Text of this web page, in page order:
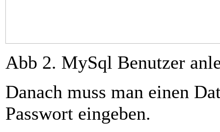
Abb 2. MySql Benutzer
Danach muss man einen
Passwort eingeben.